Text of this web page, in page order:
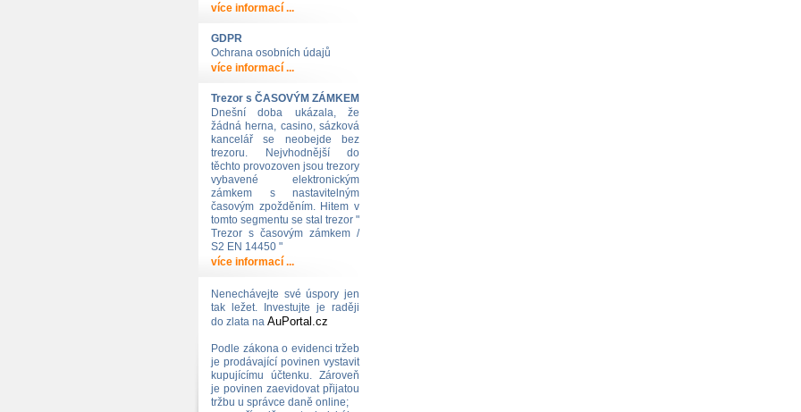
více informací ...
GDPR
Ochrana osobních údajů
více informací ...
Trezor s ČASOVÝM ZÁMKEM
Dnešní doba ukázala, že
žádná herna, casino, sázková
kancelář se neobejde bez
trezoru. Nejvhodnější do
těchto provozoven jsou trezory
vybavené elektronickým
zámkem s nastavitelným
časovým zpožděním. Hitem v
tomto segmentu se stal trezor "
Trezor s časovým zámkem /
S2 EN 14450 "
více informací ...
Nenechávejte své úspory jen
tak ležet. Investujte je raději
do zlata na AuPortal.cz
Podle zákona o evidenci tržeb
je prodávající povinen vystavit
kupujícímu účtenku. Zároveň
je povinen zaevidovat přijatou
tržbu u správce daně online;